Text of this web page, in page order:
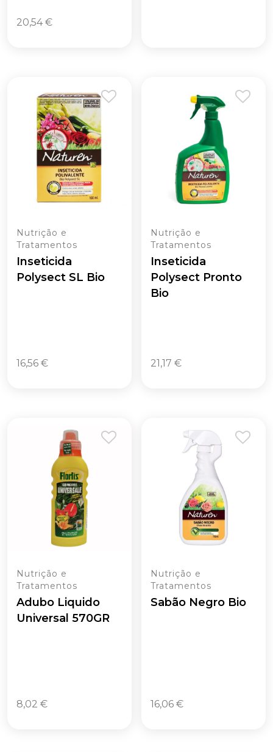
20,54€
Nutrição e
Tratamentos
Inseticida
Polysect SL Bio
16,56 €
Nutrição e
Tratamentos
Inseticida
Polysect Pronto
Bio
21,17€
Nutrição e
Tratamentos
Adubo Liquido
Universal 570GR
8,02 €
Nutrição e
Tratamentos
Sabão Negro Bio
16,06€